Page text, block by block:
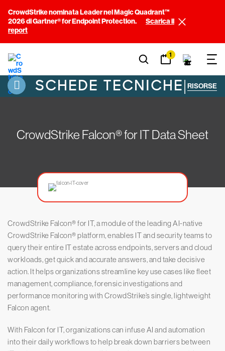
CrowdStrike nominata Leader nel Magic Quadrant™
2026 di Gartner® for Endpoint Protection.
Scarica il
report
1
SCHEDE TECNICHE| RISORSE
CrowdStrike Falcon® for IT Data Sheet
CrowdStrike Falcon® for IT, a module of the leading AI-native
CrowdStrike Falcon® platform, enables IT and security teams to
query their entire IT estate across endpoints, servers and cloud
workloads, get quick and accurate answers, and take decisive
action. It helps organizations streamline key use cases like fleet
management, compliance, forensic investigations and
performance monitoring with CrowdStrike’s single, lightweight
Falcon agent.
With Falcon for IT, organizations can infuse AI and automation
into their daily workflows to help break down barriers between